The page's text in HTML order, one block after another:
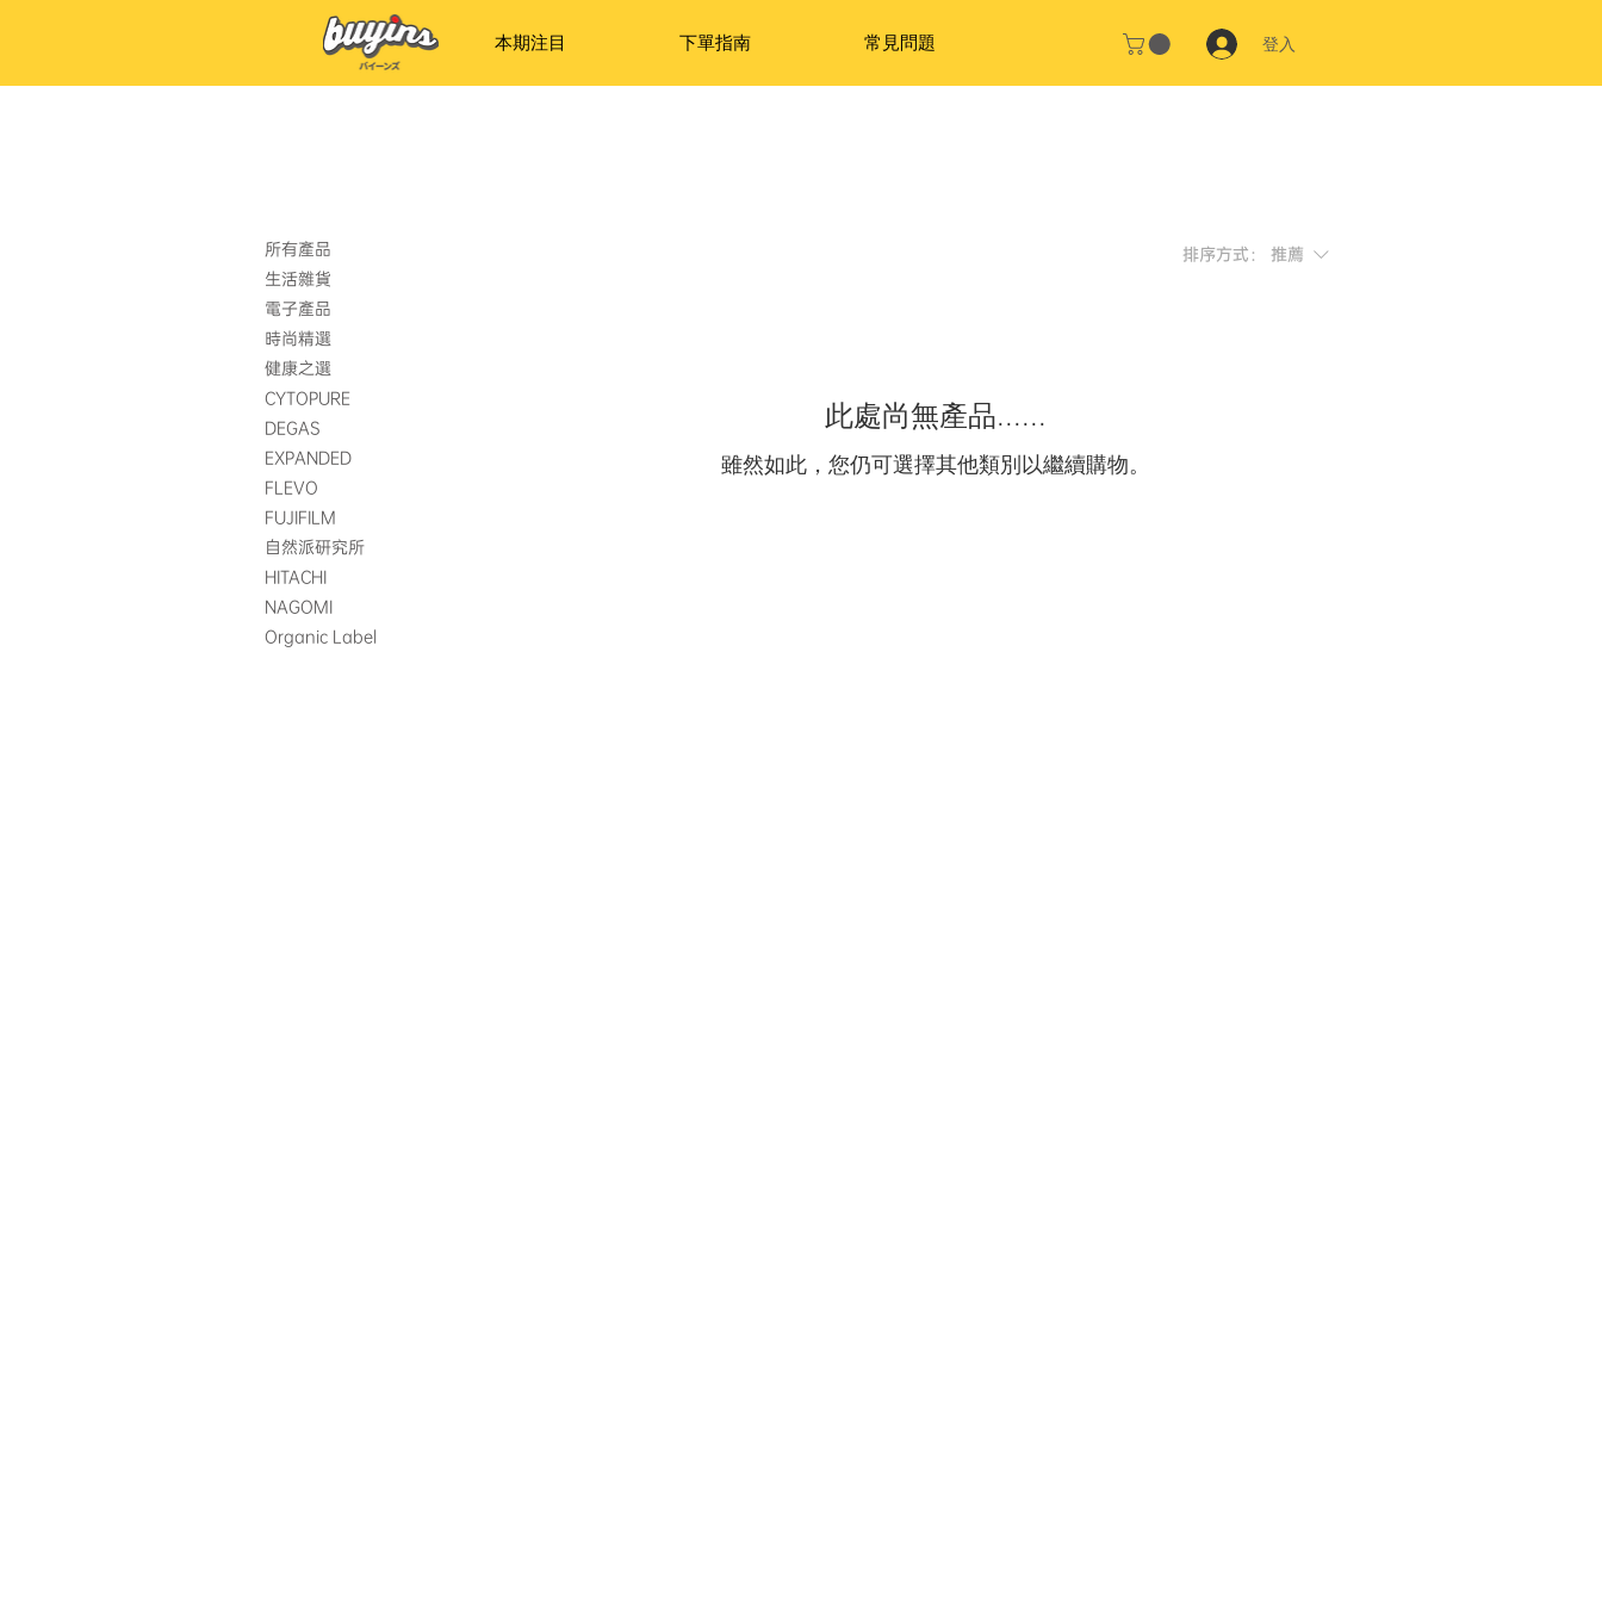
本期注目 下單指南 常見問題 登入
所有產品
生活雜貨
電子產品
時尚精選
健康之選
CYTOPURE
DEGAS
EXPANDED
FLEVO
FUJIFILM
自然派研究所
HITACHI
NAGOMI
Organic Label
排序方式： 推薦
此處尚無產品......
雖然如此，您仍可選擇其他類別以繼續購物。